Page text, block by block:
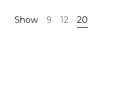
Show 9 12 20